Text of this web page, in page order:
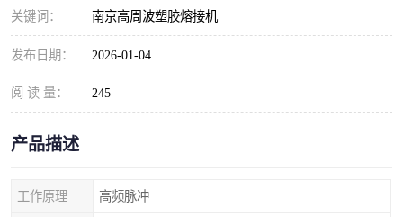
关键词： 南京高周波塑胶熔接机
发布日期： 2026-01-04
阅 读 量： 245
产品描述
工作原理 高频脉冲